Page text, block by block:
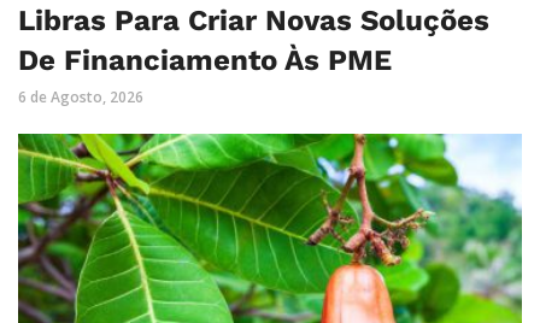
Libras Para Criar Novas Soluções
De Financiamento Às PME
6 de Agosto, 2026